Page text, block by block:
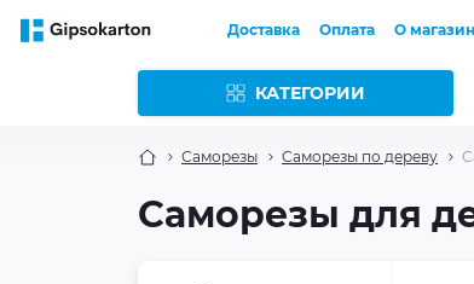
Доставка Оплата О
КАТЕГОРИИ
Саморезы Саморезы по дереву
Саморезы для